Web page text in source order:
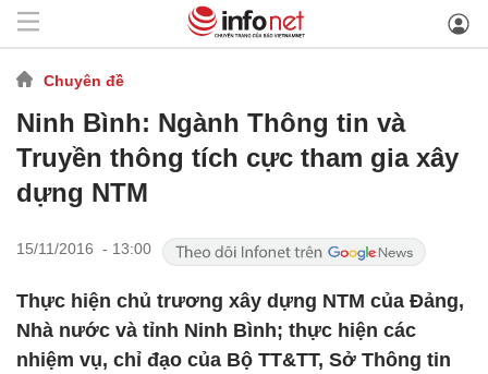
Chuyên đề
Ninh Bình: Ngành Thông tin và
Truyền thông tích cực tham gia xây
dựng NTM
15/11/2016 - 13:00
Thực hiện chủ trương xây dựng NTM của Đảng,
Nhà nước và tỉnh Ninh Bình; thực hiện các
nhiệm vụ, chỉ đạo của Bộ TT&TT, Sở Thông tin